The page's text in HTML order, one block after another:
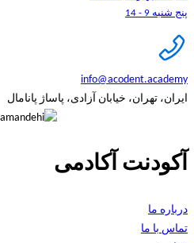
پنج شنبه 9 - 14
info@acodent.academy
ایران، تهران، خیابان آزادی، پاساژ پانامال
آکودنت آکادمی
درباره ما
تماس با ما